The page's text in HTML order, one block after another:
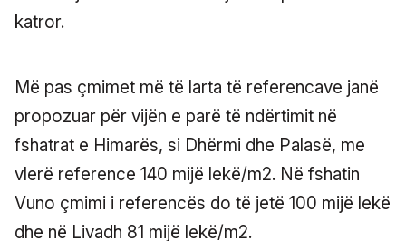
katror.
Më pas çmimet më të larta të referencave janë
propozuar për vijën e parë të ndërtimit në
fshatrat e Himarës, si Dhërmi dhe Palasë, me
vlerë reference 140 mijë lekë/m2. Në fshatin
Vuno çmimi i referencës do të jetë 100 mijë lekë
dhe në Livadh 81 mijë lekë/m2.